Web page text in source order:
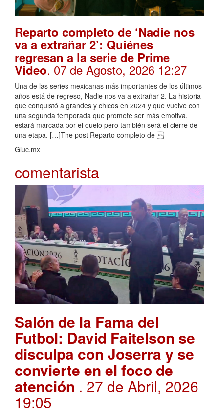
Reparto completo de ‘Nadie nos
va a extrañar 2’: Quiénes
regresan a la serie de Prime
Video. 07 de Agosto, 2026 12:27
Una de las series mexicanas más importantes de los últimos
años está de regreso, Nadie nos va a extrañar 2. La historia
que conquistó a grandes y chicos en 2024 y que vuelve con
una segunda temporada que promete ser más emotiva,
estará marcada por el duelo pero también será el cierre de
una etapa. […]The post Reparto completo de 
Gluc.mx
comentarista
Salón de la Fama del
Futbol: David Faitelson se
disculpa con Joserra y se
convierte en el foco de
atención . 27 de Abril, 2026
19:05